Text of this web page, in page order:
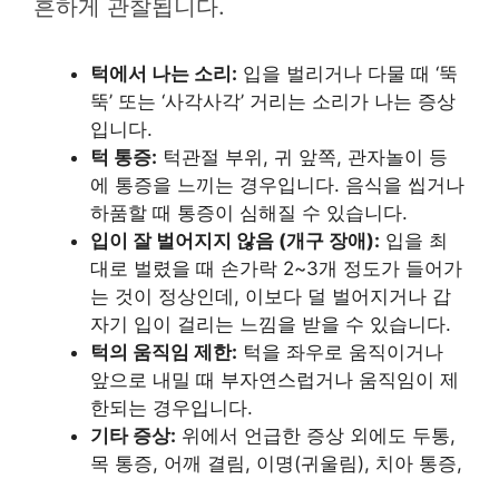
흔하게 관찰됩니다.
턱에서 나는 소리: 입을 벌리거나 다물 때 ‘뚝
뚝’ 또는 ‘사각사각’ 거리는 소리가 나는 증상
입니다.
턱 통증: 턱관절 부위, 귀 앞쪽, 관자놀이 등
에 통증을 느끼는 경우입니다. 음식을 씹거나
하품할 때 통증이 심해질 수 있습니다.
입이 잘 벌어지지 않음 (개구 장애): 입을 최
대로 벌렸을 때 손가락 2~3개 정도가 들어가
는 것이 정상인데, 이보다 덜 벌어지거나 갑
자기 입이 걸리는 느낌을 받을 수 있습니다.
턱의 움직임 제한: 턱을 좌우로 움직이거나
앞으로 내밀 때 부자연스럽거나 움직임이 제
한되는 경우입니다.
기타 증상: 위에서 언급한 증상 외에도 두통,
목 통증, 어깨 결림, 이명(귀울림), 치아 통증,